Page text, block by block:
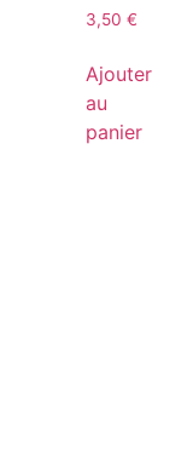
3,50 €
Ajouter
au
panier